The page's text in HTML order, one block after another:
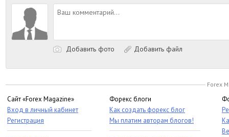
Добавить фото Добавить файл
Forex
Сайт «Forex Magazine»
Вход в личный кабинет
Регистрация
Форекс блоги
Как создать форекс блог
Мы платим авторам блогов!